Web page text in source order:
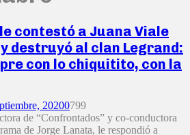
contestó a Juana Viale
destruyó al clan Legrand:
con lo chiquitito, con la
20200799
de “Confrontados” y co-conductora
de Jorge Lanata, le respondió a